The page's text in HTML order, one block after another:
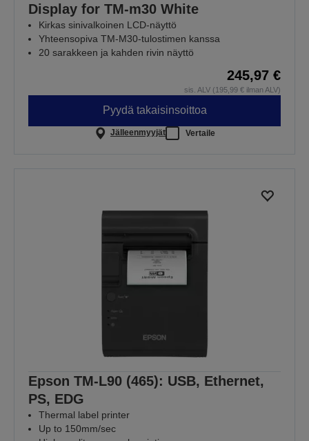
Display for TM-m30 White
Kirkas sinivalkoinen LCD-näyttö
Yhteensopiva TM-M30-tulostimen kanssa
20 sarakkeen ja kahden rivin näyttö
245,97 €
sis. ALV (195,99 € ilman ALV)
Pyydä takaisinsoittoa
Jälleenmyyjät Vertaile
Epson TM-L90 (465): USB, Ethernet,
PS, EDG
Thermal label printer
Up to 150mm/sec